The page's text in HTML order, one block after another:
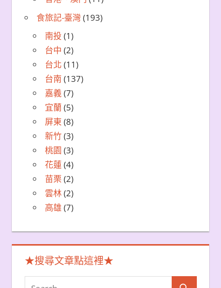
食旅記-臺灣 (193)
南投 (1)
台中 (2)
台北 (11)
台南 (137)
嘉義(7)
宜蘭 (5)
屏東 (8)
新竹(3)
桃園 (3)
花蓮 (4)
苗栗 (2)
雲林(2)
高雄 (7)
★搜尋文章點這裡★